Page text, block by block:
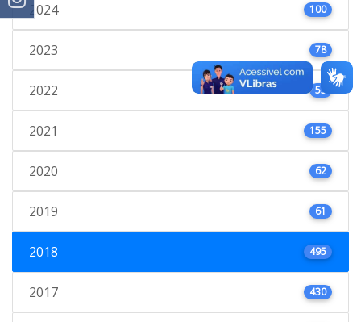
2024 100
2023 78
2022 53
2021 155
2020 62
2019 61
2018 495
2017 430